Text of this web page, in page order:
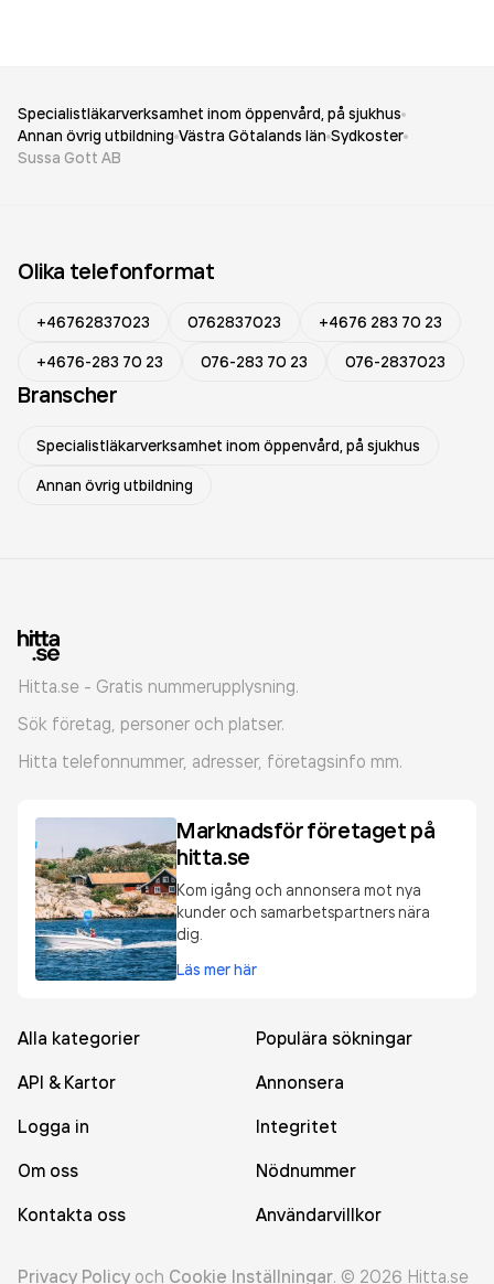
Specialistläkarverksamhet inom öppenvård, på sjukhus
Annan övrig utbildning Västra Götalands län Sydkoster
Sussa Gott AB
Olika telefonformat
+46762837023 0762837023
+4676 283 70 23
+4676-283 70 23
076-283 70 23 076-2837023
Branscher
Specialistläkarverksamhet inom öppenvård, på sjukhus
Annan övrig utbildning
Hitta.se - Gratis nummerupplysning.
Sök företag, personer och platser.
Hitta telefonnummer, adresser, företagsinfo mm.
Marknadsför företaget på
hitta.se
Kom igång och annonsera mot nya
kunder och samarbetspartners nära
dig.
Läs mer här
Alla kategorier
Populära sökningar
API & Kartor
Annonsera
Logga in
Integritet
Om oss
Nödnummer
Kontakta oss
Användarvillkor
Privacy Policy och Cookie Inställningar. © 2026 Hitta.se